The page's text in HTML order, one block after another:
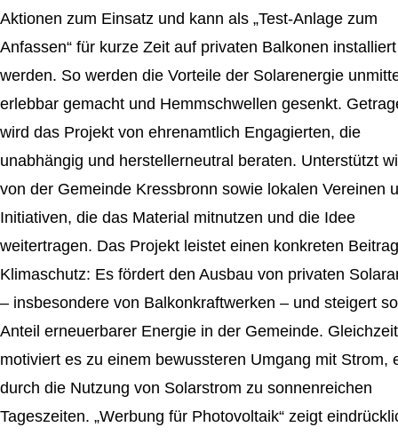
Aktionen zum Einsatz und kann als „Test-Anlage zum
Anfassen“ für kurze Zeit auf privaten Balkonen installiert
werden. So werden die Vorteile der Solarenergie
erlebbar gemacht und Hemmschwellen gesenkt.
wird das Projekt von ehrenamtlich Engagierten, die
unabhängig und herstellerneutral beraten. Unterstützt
von der Gemeinde Kressbronn sowie lokalen Vereinen
Initiativen, die das Material mitnutzen und die Idee
weitertragen. Das Projekt leistet einen konkreten
Klimaschutz: Es fördert den Ausbau von privaten
– insbesondere von Balkonkraftwerken – und steigert
Anteil erneuerbarer Energie in der Gemeinde.
motiviert es zu einem bewussteren Umgang mit Strom,
durch die Nutzung von Solarstrom zu sonnenreichen
Tageszeiten. „Werbung für Photovoltaik“ zeigt